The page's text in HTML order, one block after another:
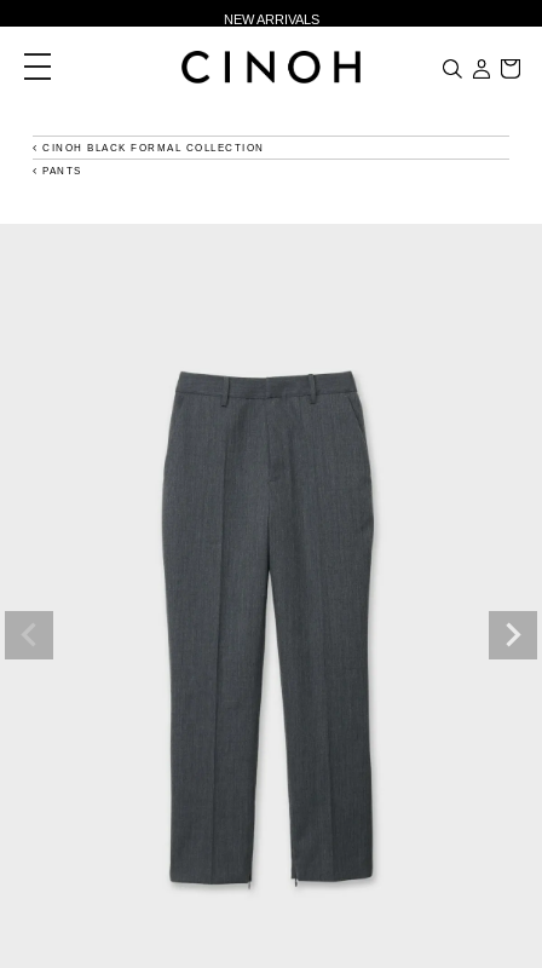
NEW ARRIVALS
新規会員登録500ポイントプレゼント
夏季休業に伴う一部業務休業のお知らせ
toggle
navigation
CINOH BLACK FORMAL COLLECTION
PANTS